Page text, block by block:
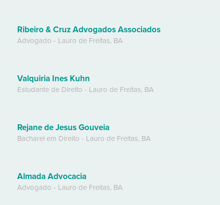
Ribeiro & Cruz Advogados Associados
Advogado - Lauro de Freitas, BA
Valquiria Ines Kuhn
Estudante de Direito - Lauro de Freitas, BA
Rejane de Jesus Gouveia
Bacharel em Direito - Lauro de Freitas, BA
Almada Advocacia
Advogado - Lauro de Freitas, BA